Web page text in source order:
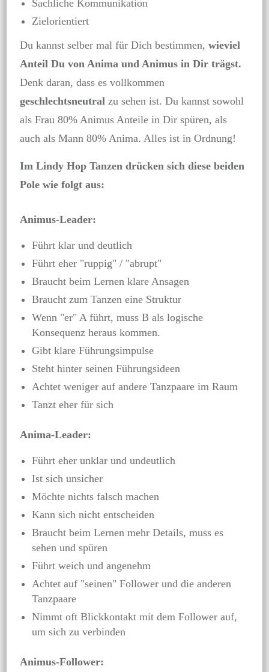
Sachliche Kommunikation
Zielorientiert
Du kannst selber mal für Dich bestimmen,wieviel
Anteil Du von Anima und Animus in Dir trägst.
Denk daran, dass es vollkommen
geschlechtsneutral zu sehen ist. Du kannst sowohl
als Frau 80% Animus Anteile in Dir spüren, als
auch als Mann 80% Anima. Alles ist in Ordnung!
Im Lindy Hop Tanzen drücken sich diese beiden
Pole wie folgt aus:
Animus-Leader:
Führt klar und deutlich
Führt eher "ruppig" / "abrupt"
Braucht beim Lernen klare Ansagen
Braucht zum Tanzen eine Struktur
Wenn "er" A führt, muss B als logische
Konsequenz heraus kommen.
Gibt klare Führungsimpulse
Steht hinter seinen Führungsideen
Achtet weniger auf andere Tanzpaare im Raum
Tanzt eher für sich
Anima-Leader:
Führt eher unklar und undeutlich
Ist sich unsicher
Möchte nichts falsch machen
Kann sich nicht entscheiden
Braucht beim Lernen mehr Details, muss es
sehen und spüren
Führt weich und angenehm
Achtet auf "seinen" Follower und die anderen
Tanzpaare
Nimmt oft Blickkontakt mit dem Follower auf,
um sich zu verbinden
Animus-Follower: